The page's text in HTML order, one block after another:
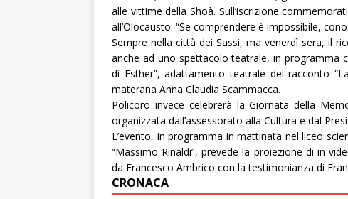
alle vittime della Shoà. Sull’iscrizione
all’Olocausto: “Se comprendere è impossibile,
Sempre nella città dei Sassi, ma venerdì sera, il
anche ad uno spettacolo teatrale, in programma
di Esther”, adattamento teatrale del racconto
materana Anna Claudia Scammacca.
Policoro invece celebrerà la Giornata della
organizzata dall’assessorato alla Cultura e dal
L’evento, in programma in mattinata nel liceo
“Massimo Rinaldi”, prevede la proiezione di in
da Francesco Ambrico con la testimonianza di
CRONACA